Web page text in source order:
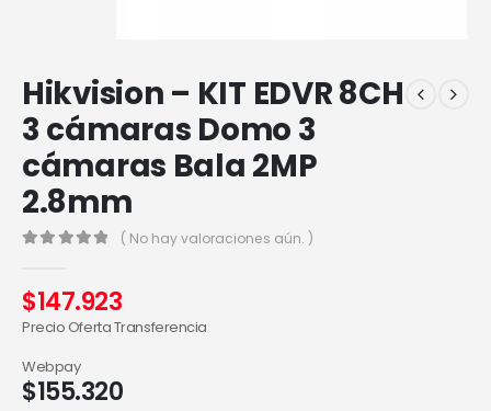
Hikvision – KIT EDVR 8CH
3 cámaras Domo 3
cámaras Bala 2MP
2.8mm
( No hay valoraciones aún. )
$147.923
Precio Oferta Transferencia
$155.320
Webpay